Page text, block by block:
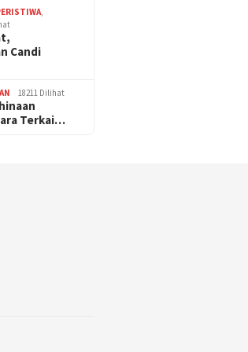
,
Candi
18211 Dilihat
Terkai…